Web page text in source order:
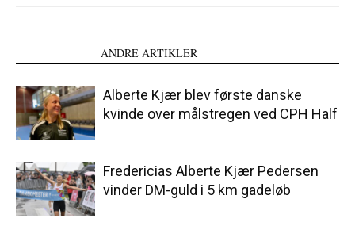
ANDRE ARTIKLER
Alberte Kjær blev første danske
kvinde over målstregen ved CPH Half
Fredericias Alberte Kjær Pedersen
vinder DM-guld i 5 km gadeløb